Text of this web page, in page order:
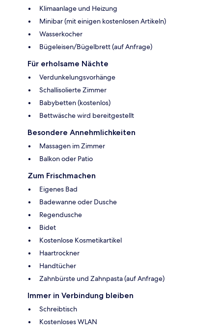
Klimaanlage und Heizung
Minibar (mit einigen kostenlosen Artikeln)
Wasserkocher
Bügeleisen/Bügelbrett (auf Anfrage)
Für erholsame Nächte
Verdunkelungsvorhänge
Schallisolierte Zimmer
Babybetten (kostenlos)
Bettwäsche wird bereitgestellt
Besondere Annehmlichkeiten
Massagen im Zimmer
Balkon oder Patio
Zum Frischmachen
Eigenes Bad
Badewanne oder Dusche
Regendusche
Bidet
Kostenlose Kosmetikartikel
Haartrockner
Handtücher
Zahnbürste und Zahnpasta (auf Anfrage)
Immer in Verbindung bleiben
Schreibtisch
Kostenloses WLAN